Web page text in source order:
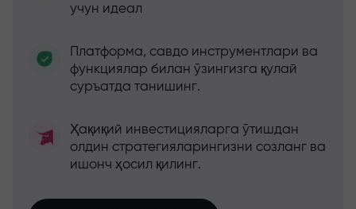
учун идеал
Платформа, савдо инструментлари ва
функциялар билан ўзингизга қулай
суръатда танишинг.
Ҳақиқий инвестицияларга ўтишдан
олдин стратегияларингизни созланг ва
ишонч ҳосил қилинг.